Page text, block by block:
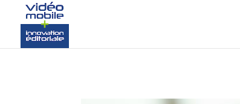
google-site-verification: googlef37d4e64854180f8.html